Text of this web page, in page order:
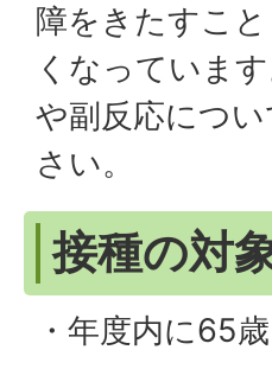
障をきたすこ
くなっていま
や副反応につ
さい。
接種の対
・年度内に65